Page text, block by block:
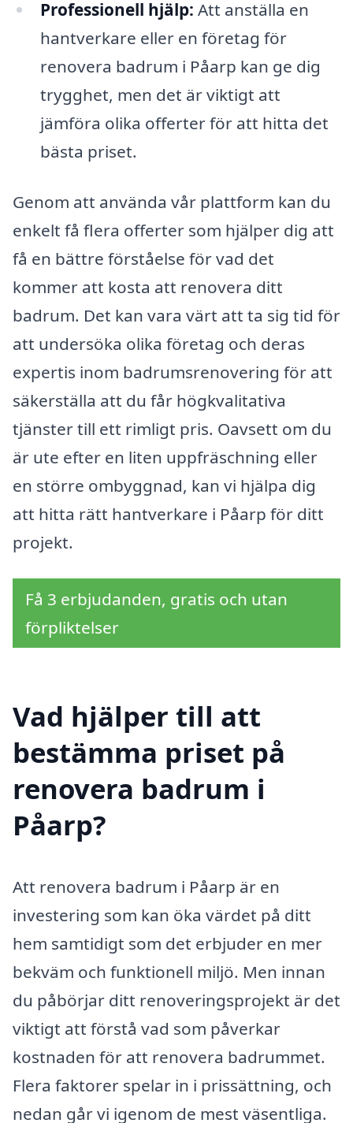
Professionell hjälp: Att anställa en
hantverkare eller en företag för
renovera badrum i Påarp kan ge dig
trygghet, men det är viktigt att
jämföra olika offerter för att hitta det
bästa priset.
Genom att använda vår plattform kan du
enkelt få flera offerter som hjälper dig att
få en bättre förståelse för vad det
kommer att kosta att renovera ditt
badrum. Det kan vara värt att ta sig tid för
att undersöka olika företag och deras
expertis inom badrumsrenovering för att
säkerställa att du får högkvalitativa
tjänster till ett rimligt pris. Oavsett om du
är ute efter en liten uppfräschning eller
en större ombyggnad, kan vi hjälpa dig
att hitta rätt hantverkare i Påarp för ditt
projekt.
Få 3 erbjudanden, gratis och utan
förpliktelser
Vad hjälper till att
bestämma priset på
renovera badrum i
Påarp?
Att renovera badrum i Påarp är en
investering som kan öka värdet på ditt
hem samtidigt som det erbjuder en mer
bekväm och funktionell miljö. Men innan
du påbörjar ditt renoveringsprojekt är det
viktigt att förstå vad som påverkar
kostnaden för att renovera badrummet.
Flera faktorer spelar in i prissättning, och
nedan går vi igenom de mest väsentliga.